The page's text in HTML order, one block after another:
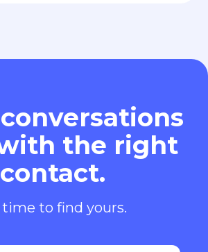
the right
contact.
time to find yours.